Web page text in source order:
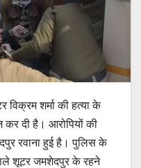
शर्मा की हत्या के
दी है। आरोपियों की
रवाना हुई है। पुलिस के
शूटर जमशेदपुर के रहने